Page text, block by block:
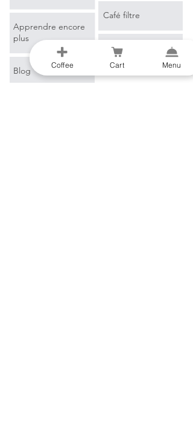
Apprendre encore
plus
Blog
Café filtre
Marchandise
Coffee Cart Menu